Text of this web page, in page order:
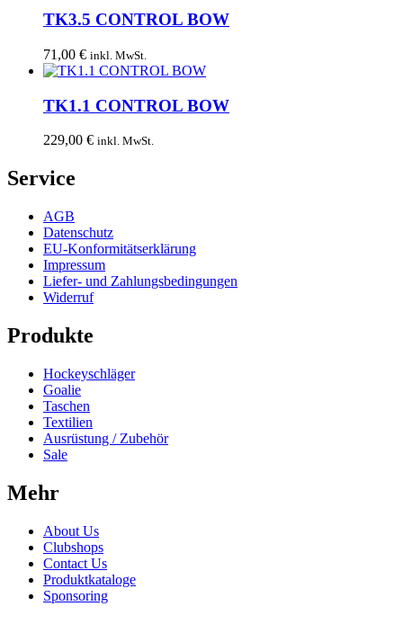
TK3.5 CONTROL BOW
71,00 € inkl. MwSt.
TK1.1 CONTROL BOW
229,00 € inkl. MwSt.
Service
AGB
Datenschutz
EU-Konformitätserklärung
Impressum
Liefer- und Zahlungsbedingungen
Widerruf
Produkte
Hockeyschläger
Goalie
Taschen
Textilien
Ausrüstung / Zubehör
Sale
Mehr
About Us
Clubshops
Contact Us
Produktkataloge
Sponsoring